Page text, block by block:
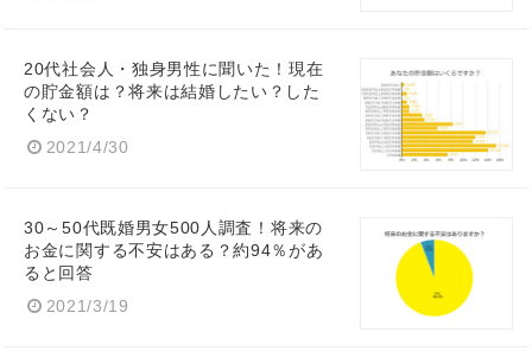
20代社会人・独身男性に聞いた！現在
の貯金額は？将来は結婚したい？した
くない？
2021/4/30
30～50代既婚男女500人調査！将来の
お金に関する不安はある？約94％があ
ると回答
2021/3/19